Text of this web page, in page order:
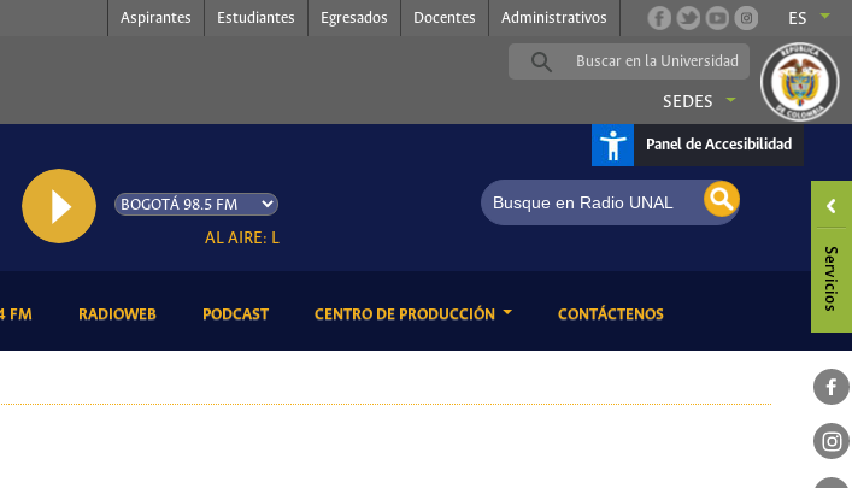
Aspirantes Estudiantes Egresados Docentes Administrativos ES
SEDES
Panel de Accesibilidad
AL AIRE: Latin Jazz
FM(CURRENT)RADIOWEB(CURRENT)PODCAST(CURRENT)CENTRO DE PRODUCCIÓN CONTÁCTENOS(CURRENT)